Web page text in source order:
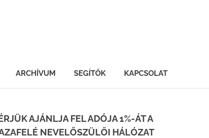
ARCHÍVUM SEGÍTŐK KAPCSOLAT
AJÁNLJA FEL ADÓJA 1%-ÁT A
NEVELŐSZÜLŐI HÁLÓZAT